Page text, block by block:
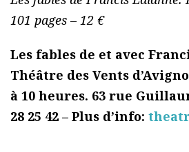
101 pages – 12 €
Les fables de et avec
Théâtre des Vents
à 10 heures. 63 rue
28 25 42 – Plus d’info: